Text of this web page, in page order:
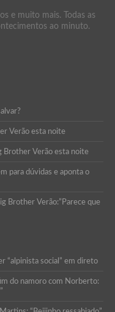
e muito mais. Todas as
ao minuto.
Verão esta noite
Brother Verão esta noite
para dúvidas e aponta o
Brother Verão:”Parece que
“alpinista social” em direto
do namoro com Norberto: